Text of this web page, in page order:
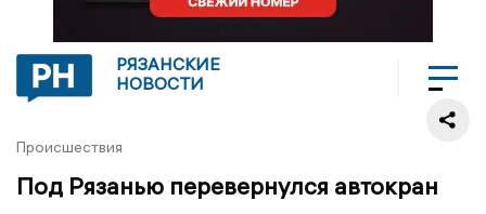
РЯЗАНСКИЕ
НОВОСТИ
Происшествия
Под Рязанью перевернулся автокран